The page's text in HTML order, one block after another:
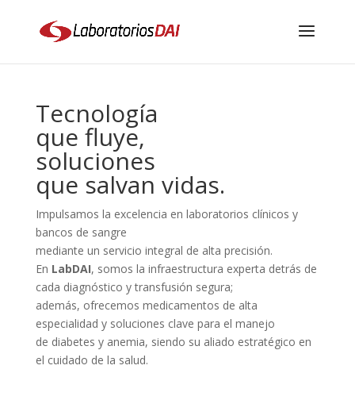
Tecnología
que fluye,
soluciones
que salvan vidas.
Impulsamos la excelencia en laboratorios clínicos y
bancos de sangre
mediante un servicio integral de alta precisión.
En LabDAI, somos la infraestructura experta detrás de
cada diagnóstico y transfusión segura;
además, ofrecemos medicamentos de alta
especialidad y soluciones clave para el manejo
de diabetes y anemia, siendo su aliado estratégico en
el cuidado de la salud.